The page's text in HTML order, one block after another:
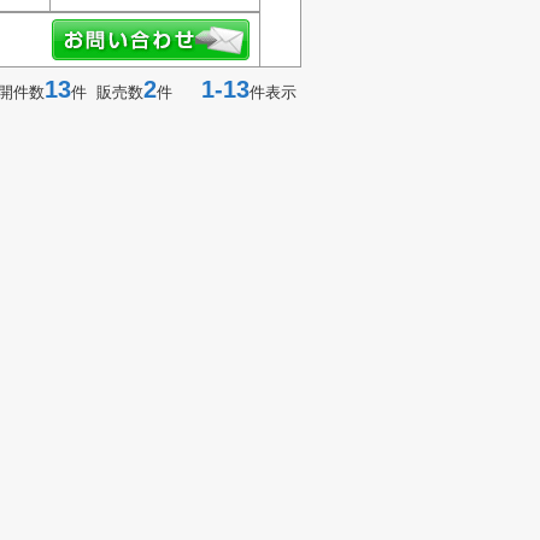
件数13件 販売数2件 1-13件表示